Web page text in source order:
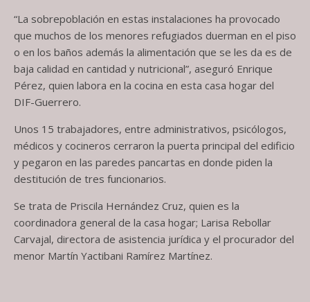
“La sobrepoblación en estas instalaciones ha provocado
que muchos de los menores refugiados duerman en el piso
o en los baños además la alimentación que se les da es de
baja calidad en cantidad y nutricional”, aseguró Enrique
Pérez, quien labora en la cocina en esta casa hogar del
DIF-Guerrero.
Unos 15 trabajadores, entre administrativos, psicólogos,
médicos y cocineros cerraron la puerta principal del edificio
y pegaron en las paredes pancartas en donde piden la
destitución de tres funcionarios.
Se trata de Priscila Hernández Cruz, quien es la
coordinadora general de la casa hogar; Larisa Rebollar
Carvajal, directora de asistencia jurídica y el procurador del
menor Martín Yactibani Ramírez Martínez.